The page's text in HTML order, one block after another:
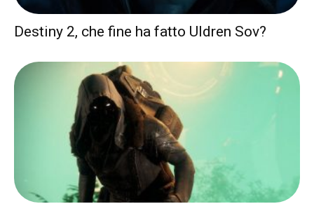
Destiny 2, che fine ha fatto Uldren Sov?